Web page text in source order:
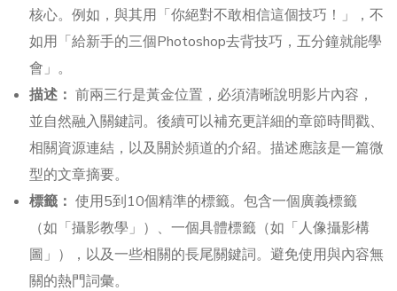
核心。例如，與其用「你絕對不敢相信這個技巧！」，不
如用「給新手的三個Photoshop去背技巧，五分鐘就能學
會」。
描述： 前兩三行是黃金位置，必須清晰說明影片內容，
並自然融入關鍵詞。後續可以補充更詳細的章節時間戳、
相關資源連結，以及關於頻道的介紹。描述應該是一篇微
型的文章摘要。
標籤： 使用5到10個精準的標籤。包含一個廣義標籤
（如「攝影教學」）、一個具體標籤（如「人像攝影構
圖」），以及一些相關的長尾關鍵詞。避免使用與內容無
關的熱門詞彙。